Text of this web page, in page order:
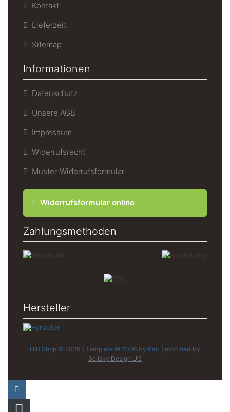
Kontakt
Lieferzeit
Sitemap
Informationen
Datenschutz
Unsere AGB
Impressum
Widerrufsrecht
Muster-Widerrufsformular
Widerrufsformular online
Zahlungsmethoden
Hersteller
HIB Shop © 2026 | Template © 2026 by Karl | modified by
Selisky Design UG